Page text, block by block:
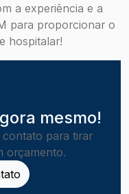
a experiência e a
para proporcionar o
hospitalar!
mesmo!
para tirar
orçamento.